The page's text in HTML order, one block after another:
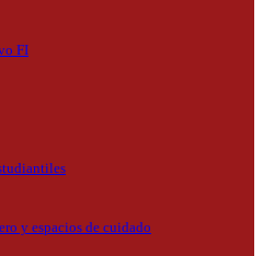
FI
y espacios de cuidado